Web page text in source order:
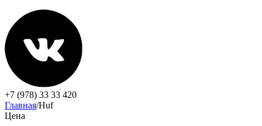
+7 (978) 33 33 420
Главная/Huf
Цена